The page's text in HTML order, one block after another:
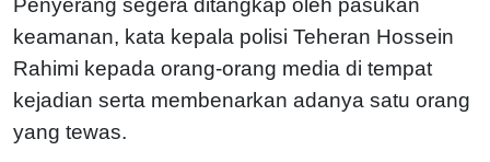
Penyerang segera ditangkap oleh pasukan
keamanan, kata kepala polisi Teheran Hossein
Rahimi kepada orang-orang media di tempat
kejadian serta membenarkan adanya satu orang
yang tewas.